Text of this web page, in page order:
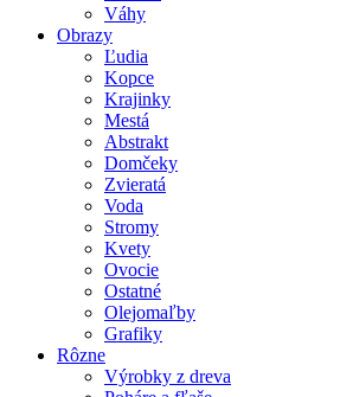
Váhy
Obrazy
Ľudia
Kopce
Krajinky
Mestá
Abstrakt
Domčeky
Zvieratá
Voda
Stromy
Kvety
Ovocie
Ostatné
Olejomaľby
Grafiky
Rôzne
Výrobky z dreva